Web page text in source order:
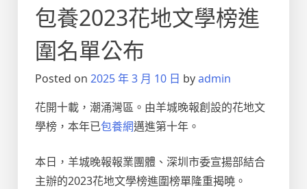
包養2023花地文學榜進
圍名單公布
Posted on 2025 年 3 月 10 日 byadmin
花開十載，潮涌灣區。由羊城晚報創設的花地文
學榜，本年已包養網邁進第十年。
本日，羊城晚報報業團體、深圳市委宣揚部結合
主辦的2023花地文學榜進圍榜單隆重揭曉。